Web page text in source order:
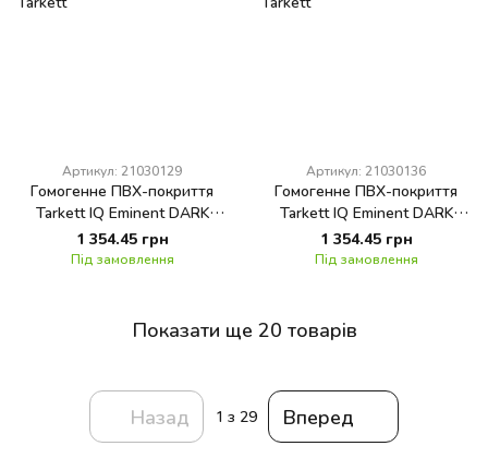
Артикул: 21030129
Гомогенне ПВХ-покриття
Tarkett IQ Eminent DARK
GREY 0129
1 354.45 грн
Під замовлення
Артикул: 21030136
Гомогенне ПВХ-покриття
Tarkett IQ Eminent DARK
GREY BEIGE 0136
1 354.45 грн
Під замовлення
Показати ще 20 товарів
Назад 1 з 29 Вперед